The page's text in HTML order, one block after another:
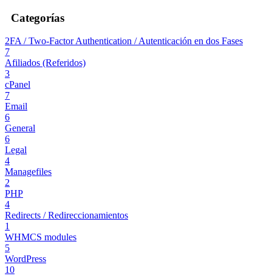
Categorías
2FA / Two-Factor Authentication / Autenticación en dos Fases
7
Afiliados (Referidos)
3
cPanel
7
Email
6
General
6
Legal
4
Managefiles
2
PHP
4
Redirects / Redireccionamientos
1
WHMCS modules
5
WordPress
10